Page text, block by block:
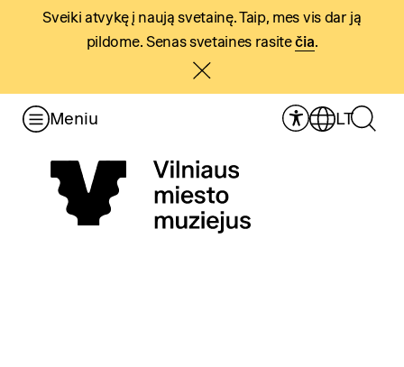
Sveiki atvykę į naują svetainę. Taip, mes vis dar ją
pildome. Senas svetaines rasitečia.
Meniu LT